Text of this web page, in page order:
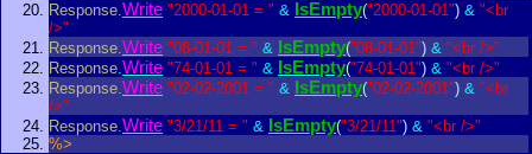
Response.Write "2000-01-01 = " & IsEmpty("2000-01-01") & "<br
/>"
Response.Write "08-01-01 = " & IsEmpty("08-01-01") & "<br />"
Response.Write "74-01-01 = " & IsEmpty("74-01-01") & "<br />"
Response.Write "02-02-2001 = " & IsEmpty("02-02-2001") & "<br
/>"
Response.Write "3/21/11 = " & IsEmpty("3/21/11") & "<br />"
%>